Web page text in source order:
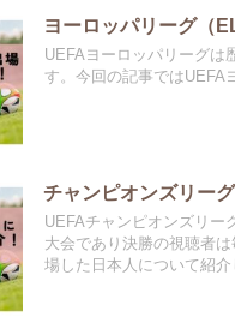
ヨーロッパリーグ（
UEFAヨーロッパリーグは
す。今回の記事ではUEFA
チャンピオンズリー
UEFAチャンピオンズリー
大会であり決勝の視聴者
場した日本人について紹介